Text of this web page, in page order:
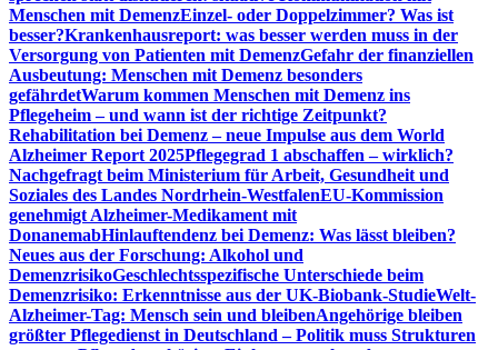
Menschen mit DemenzEinzel- oder Doppelzimmer? Was ist
besser?Krankenhausreport: was besser werden muss in der
Versorgung von Patienten mit DemenzGefahr der finanziellen
Ausbeutung: Menschen mit Demenz besonders
gefährdetWarum kommen Menschen mit Demenz ins
Pflegeheim – und wann ist der richtige Zeitpunkt?
Rehabilitation bei Demenz – neue Impulse aus dem World
Alzheimer Report 2025Pflegegrad 1 abschaffen – wirklich?
Nachgefragt beim Ministerium für Arbeit, Gesundheit und
Soziales des Landes Nordrhein-WestfalenEU-Kommission
genehmigt Alzheimer-Medikament mit
DonanemabHinlauftendenz bei Demenz: Was lässt bleiben?
Neues aus der Forschung: Alkohol und
DemenzrisikoGeschlechtsspezifische Unterschiede beim
Demenzrisiko: Erkenntnisse aus der UK-Biobank-StudieWelt-
Alzheimer-Tag: Mensch sein und bleibenAngehörige bleiben
größter Pflegedienst in Deutschland – Politik muss Strukturen